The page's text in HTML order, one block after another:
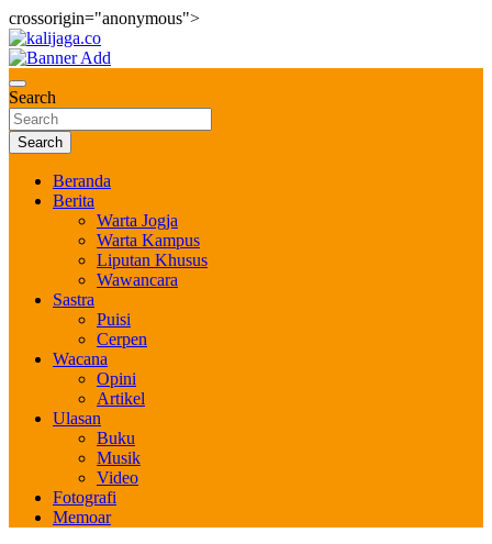
crossorigin="anonymous">
Skip
to
content
kalijaga.co
Search
Search
Beranda
Berita
Warta Jogja
Warta Kampus
Liputan Khusus
Wawancara
Sastra
Puisi
Cerpen
Wacana
Opini
Artikel
Ulasan
Buku
Musik
Video
Fotografi
Memoar